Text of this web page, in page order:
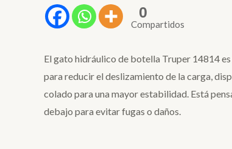
0
Compartidos
El gato hidráulico de botella Truper 14814
para reducir el deslizamiento de la carga,
colado para una mayor estabilidad. Está
debajo para evitar fugas o daños.